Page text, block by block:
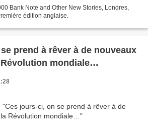
Bank Note and Other New Stories, Londres,
édition anglaise.
prend à rêver à de nouveaux
mondiale…